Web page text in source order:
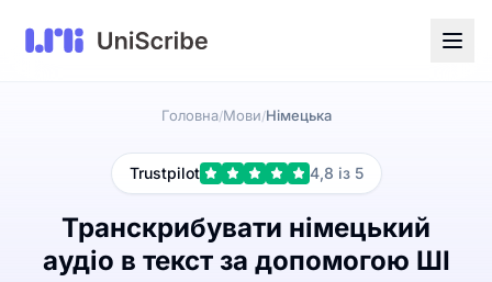
Головна/Мови/Німецька
Trustpilot 4,8 із 5
Транскрибувати німецький
аудіо в текст за допомогою ШІ